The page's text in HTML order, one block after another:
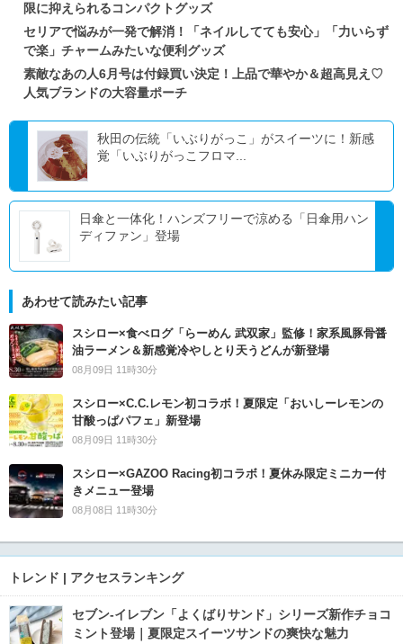
限に抑えられるコンパクトグッズ
セリアで悩みが一発で解消！「ネイルしてても安心」「力いらず
で楽」チャームみたいな便利グッズ
素敵なあの人6月号は付録買い決定！上品で華やか＆超高見え♡
人気ブランドの大容量ポーチ
秋田の伝統「いぶりがっこ」がスイーツに！新感
覚「いぶりがっこフロマ...
日傘と一体化！ハンズフリーで涼める「日傘用ハン
ディファン」登場
あわせて読みたい記事
スシロー×食べログ「らーめん 武双家」監修！家系風豚骨醤
油ラーメン＆新感覚冷やしとり天うどんが新登場
08月09日 11時30分
スシロー×C.C.レモン初コラボ！夏限定「おいしーレモンの
甘酸っぱパフェ」新登場
08月09日 11時30分
スシロー×GAZOO Racing初コラボ！夏休み限定ミニカー付
きメニュー登場
08月08日 11時30分
トレンド | アクセスランキング
セブン‐イレブン「よくばりサンド」シリーズ新作チョコ
ミント登場｜夏限定スイーツサンドの爽快な魅力